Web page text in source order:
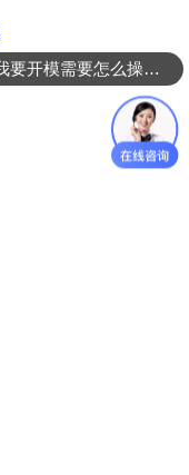
我要开模需要怎么操作？